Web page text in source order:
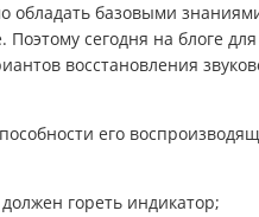
обладать базовыми
сегодня на блоге для
восстановления
его
гореть индикатор;